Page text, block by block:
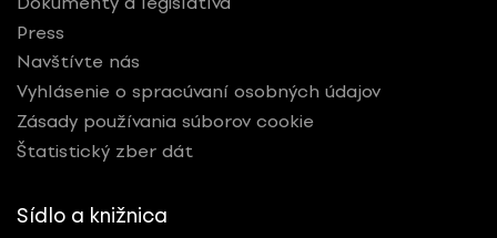
Press
Navštívte nás
Vyhlásenie o spracúvaní osobných údajov
Zásady používania súborov cookie
Štatistický zber dát
Sídlo a knižnica